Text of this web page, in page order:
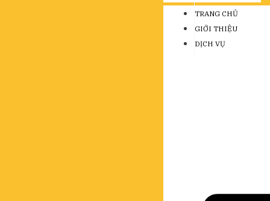
TRANG CHỦ
GIỚI THIỆU
DỊCH VỤ